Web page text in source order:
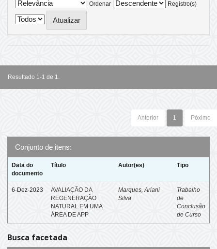
Ordenar
Registro(s)
Resultado 1-1 de 1.
Anterior 1 Póximo
Conjunto de itens:
Data do
documento
Título Autor(es) Tipo
6-Dez-2023
AVALIAÇÃO DA
REGENERAÇÃO
NATURAL EM UMA
ÁREA DE APP
Marques, Ariani
Silva
Trabalho
de
Conclusão
de Curso
Busca facetada